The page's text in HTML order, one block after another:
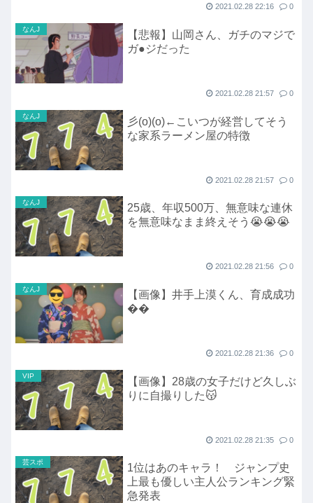
2021.02.28 22:16 0
なんJ
【悲報】山岡さん、ガチのマジで
ガ●ジだった
2021.02.28 21:57 0
なんJ
彡(o)(o)←こいつが経営してそう
な家系ラーメン屋の特徴
2021.02.28 21:57 0
なんJ
25歳、年収500万、無意味な連休
を無意味なまま終えそう😭😭😭
2021.02.28 21:56 0
なんJ
【画像】井手上漠くん、育成成功
��
2021.02.28 21:36 0
VIP
【画像】28歳の女子だけど久しぶ
りに自撮りした😽
2021.02.28 21:35 0
芸スポ
1位はあのキャラ！ ジャンプ史
上最も優しい主人公ランキング緊
急発表